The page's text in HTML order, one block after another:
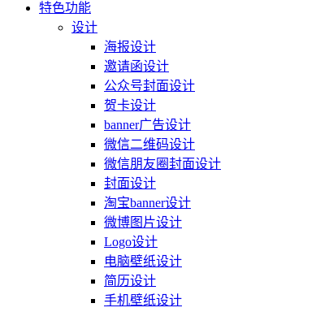
特色功能
设计
海报设计
邀请函设计
公众号封面设计
贺卡设计
banner广告设计
微信二维码设计
微信朋友圈封面设计
封面设计
淘宝banner设计
微博图片设计
Logo设计
电脑壁纸设计
简历设计
手机壁纸设计